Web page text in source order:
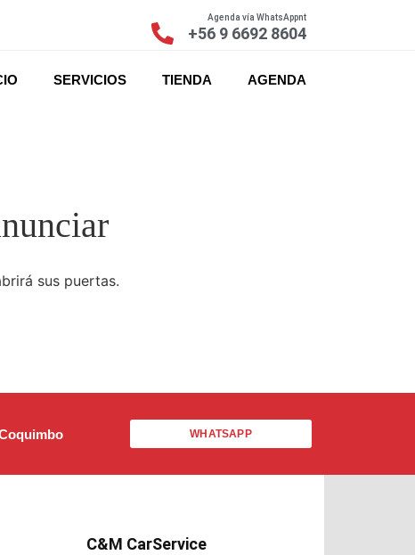
Agenda vía WhatsAppnt
+56 9 6692 8604
SERVICIOS TIENDA AGENDA
sus puertas.
WHATSAPP
C&M CarService